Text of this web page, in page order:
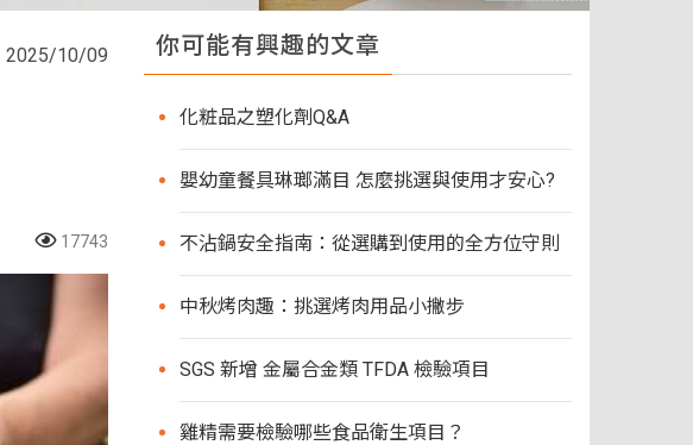
2025/10/09
17743
你可能有興趣的文章
化粧品之塑化劑Q&A
嬰幼童餐具琳瑯滿目 怎麼挑選與使用才安心?
不沾鍋安全指南：從選購到使用的全方位守則
中秋烤肉趣：挑選烤肉用品小撇步
SGS 新增 金屬合金類 TFDA 檢驗項目
雞精需要檢驗哪些食品衛生項目？